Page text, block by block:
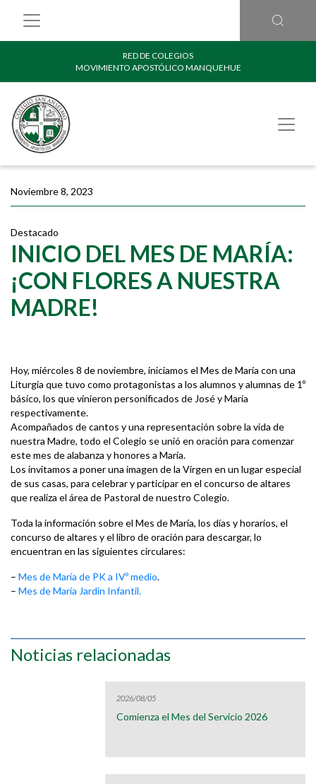
RED DE COLEGIOS
MOVIMIENTO APOSTÓLICO MANQUEHUE
Noviembre 8, 2023
Destacado
INICIO DEL MES DE MARÍA:
¡CON FLORES A NUESTRA
MADRE!
Hoy, miércoles 8 de noviembre, iniciamos el Mes de María con una
Liturgia que tuvo como protagonistas a los alumnos y alumnas de 1º
básico, los que vinieron personificados de José y María
respectivamente.
Acompañados de cantos y una representación sobre la vida de
nuestra Madre, todo el Colegio se unió en oración para comenzar
este mes de alabanza y honores a María.
Los invitamos a poner una imagen de la Virgen en un lugar especial
de sus casas, para celebrar y participar en el concurso de altares
que realiza el área de Pastoral de nuestro Colegio.
Toda la información sobre el Mes de María, los días y horarios, el
concurso de altares y el libro de oración para descargar, lo
encuentran en las siguientes circulares:
– Mes de María de PK a IVº medio.
– Mes de María Jardín Infantil.
Noticias relacionadas
2026/08/05
Comienza el Mes del Servicio 2026